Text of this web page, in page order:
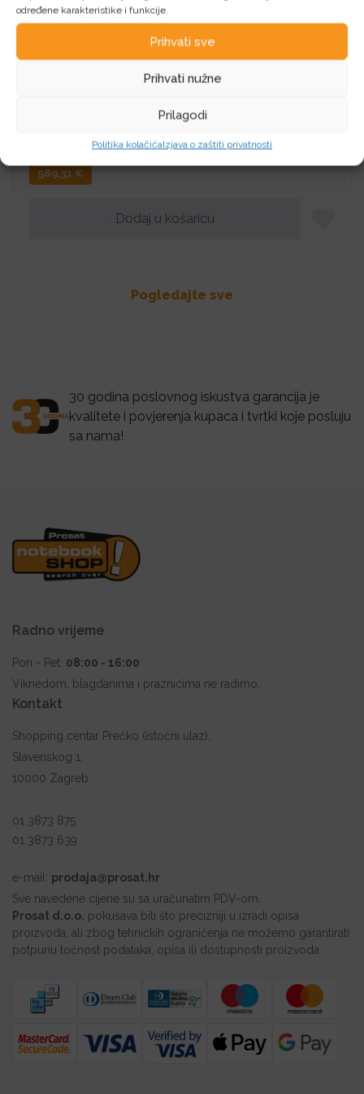
određene karakteristike i funkcije.
Prihvati sve
Prihvati nužne
Prilagodi
Politika kolačićaIzjava o zaštiti privatnosti
589,31 €
Dodaj u košaricu
Pogledajte sve
30 godina poslovnog iskustva garancija je
kvalitete i povjerenja kupaca i tvrtki koje posluju
sa nama!
Radno vrijeme
Pon - Pet: 08:00 - 16:00
Viknedom, blagdanima i praznicima ne radimo.
Kontakt
Shopping centar Prečko (istočni ulaz),
Slavenskog 1,
10000 Zagreb
01 3873 875
01 3873 639
e-mail: prodaja@prosat.hr
Sve navedene cijene su sa uračunatim PDV-om.
Prosat d.o.o. pokušava biti što precizniji u izradi opisa
proizvoda, ali zbog tehničkih ograničenja ne možemo garantirati
potpunu točnost podataka, opisa ili dostupnosti proizvoda.